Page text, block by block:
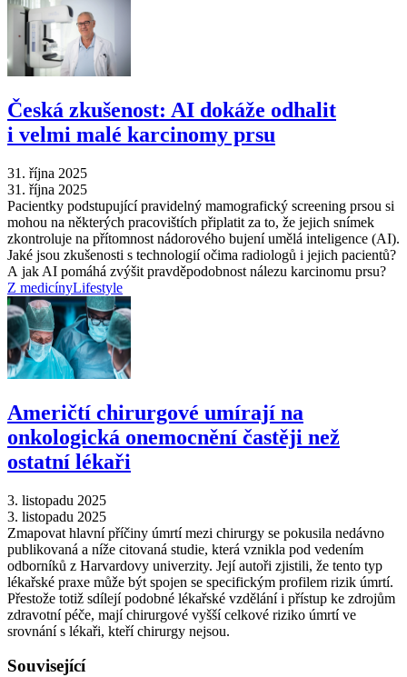
Česká zkušenost: AI dokáže odhalit
i velmi malé karcinomy prsu
31. října 2025
31. října 2025
Pacientky podstupující pravidelný mamografický screening prsou si
mohou na některých pracovištích připlatit za to, že jejich snímek
zkontroluje na přítomnost nádorového bujení umělá inteligence (AI).
Jaké jsou zkušenosti s technologií očima radiologů i jejich pacientů?
A jak AI pomáhá zvýšit pravděpodobnost nálezu karcinomu prsu?
Z medicínyLifestyle
Američtí chirurgové umírají na
onkologická onemocnění častěji než
ostatní lékaři
3. listopadu 2025
3. listopadu 2025
Zmapovat hlavní příčiny úmrtí mezi chirurgy se pokusila nedávno
publikovaná a níže citovaná studie, která vznikla pod vedením
odborníků z Harvardovy univerzity. Její autoři zjistili, že tento typ
lékařské praxe může být spojen se specifickým profilem rizik úmrtí.
Přestože totiž sdílejí podobné lékařské vzdělání i přístup ke zdrojům
zdravotní péče, mají chirurgové vyšší celkové riziko úmrtí ve
srovnání s lékaři, kteří chirurgy nejsou.
Související